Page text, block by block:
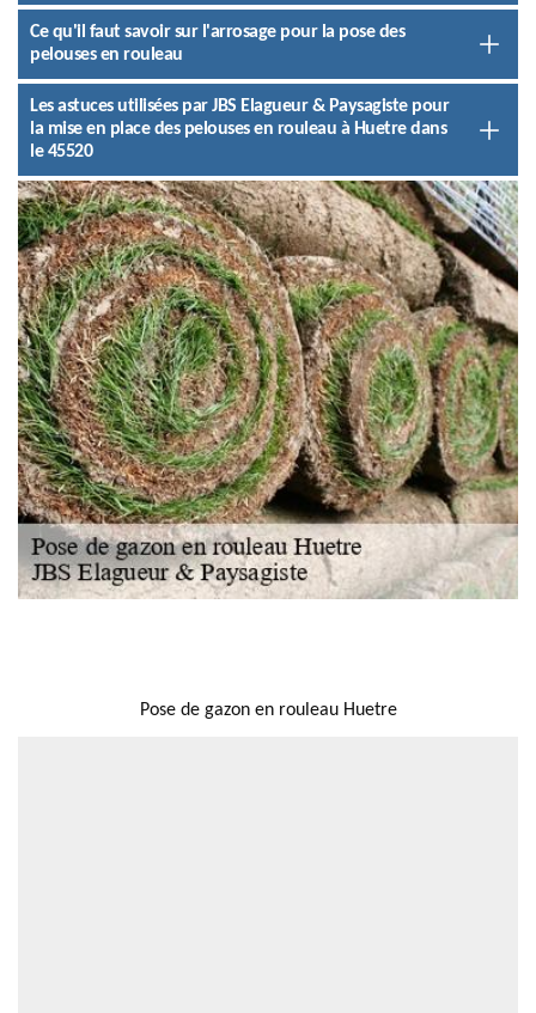
Ce qu'il faut savoir sur l'arrosage pour la pose des
pelouses en rouleau
Les astuces utilisées par JBS Elagueur & Paysagiste pour
la mise en place des pelouses en rouleau à Huetre dans
le 45520
Pose de gazon en rouleau Huetre